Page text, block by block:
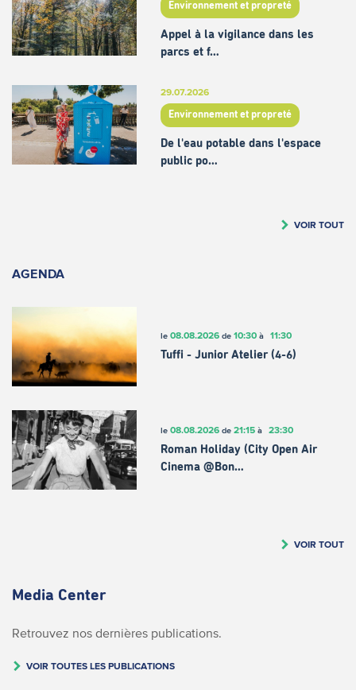
Environnement et propreté
Appel à la vigilance dans les
parcs et f…
29.07.2026
Environnement et propreté
De l'eau potable dans l'espace
public po…
VOIR TOUT
AGENDA
le 08.08.2026de 10:30à 11:30
Tuffi - Junior Atelier (4-6)
le 08.08.2026de 21:15à 23:30
Roman Holiday (City Open Air
Cinema @Bon…
VOIR TOUT
Media Center
Retrouvez nos dernières publications.
VOIR TOUTES LES PUBLICATIONS